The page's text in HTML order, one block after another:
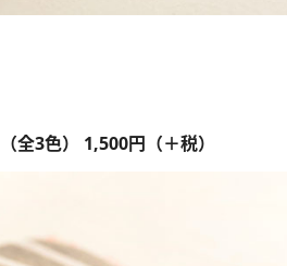
（全3色） 1,500円（＋税）